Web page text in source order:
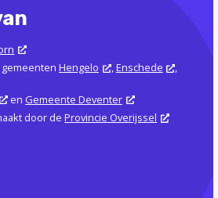
gemeentenHengelo ,Enschede
,
en Gemeente Deventer
door deProvincie Overijssel